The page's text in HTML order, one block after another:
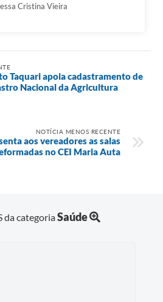
Cristina Vieira
Taquari apoia cadastramento de
Nacional da Agricultura
NOTÍCIA MENOS RECENTE
aos vereadores as salas
no CEI Maria Auta
da categoriaSaúde